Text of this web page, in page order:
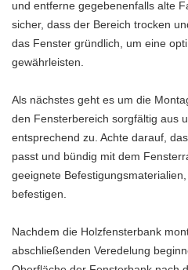
und entferne gegebenenfalls alte
sicher, dass der Bereich trocken
das Fenster gründlich, um eine
gewährleisten.
Als nächstes geht es um die
den Fensterbereich sorgfältig aus
entsprechend zu. Achte darauf,
passt und bündig mit dem
geeignete
befestigen.
Nachdem die Holzfensterbank
abschließenden Veredelung